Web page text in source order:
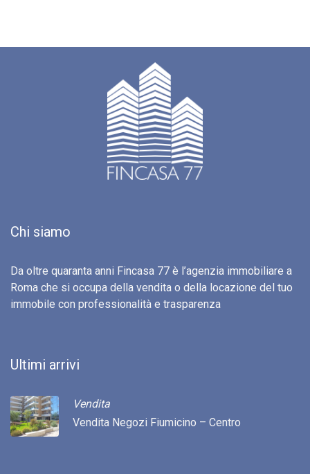
Chi siamo
Da oltre quaranta anni Fincasa 77 è l’agenzia immobiliare a
Roma che si occupa della vendita o della locazione del tuo
immobile con professionalità e trasparenza
Ultimi arrivi
Vendita
Vendita Negozi Fiumicino – Centro